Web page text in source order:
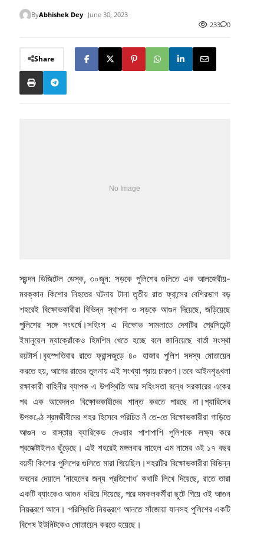
ByAbhishek Dey
June 30, 2023
233
0
Share
স্যন্দন ডিজিটেল ডেস্ক, ৩০জুন: সড়কে পুলিশের গুলিতে এক আলজেরীয়-
মরক্কান কিশোর নিহতের ঘটনায় টানা তৃতীয় রাত ফ্রান্সের বেশিরভাগ বড়
শহরেই বিক্ষোভকারীরা বিভিন্ন স্থাপনা ও সড়কে আগুন দিয়েছে, জড়িয়েছে
পুলিশের সঙ্গে সংঘর্ষে।সহিংস এ বিক্ষোভ সামলাতে দেশটির প্রেসিডেন্ট
ইমানুয়েল ম্যাক্রোঁকেও হিমশিম খেতে হচ্ছে বলে জানিয়েছে বার্তা সংস্থা
রয়টার্স।বৃহস্পতিবার রাতে ফ্রান্সজুড়ে ৪০ হাজার পুলিশ সদস্য মোতায়েন
করতে হয়, আগের রাতের তুলনায় এই সংখ্যা প্রায় চারগুণ।তবে আইনশৃঙ্খলা
রক্ষাকারী বাহিনীর ব্যাপক এ উপস্থিতি আর সহিংসতা বন্ধে সরকারের একের
পর এক আবেদনও বিক্ষোভকারীদের শান্ত করতে পারছে না।প্যারিসের
উপকণ্ঠে শ্রমজীবীদের শহর হিসেবে পরিচিত নঁ তে-তে বিক্ষোভকারীরা গাড়িতে
আগুন ও রাস্তায় ব্যারিকেড দেওয়ার পাশাপাশি পুলিশকে লক্ষ্য করে
প্রজেক্টাইলও ছুঁড়েছে। এই শহরেই মঙ্গলবার নাহেল এম নামের ওই ১৭ বছর
বয়সী কিশোর পুলিশের গুলিতে মারা গিয়েছিল।শহরটির বিক্ষোভকারীরা বিভিন্ন
ভবনের দেয়ালে ‘নাহেলের জন্য প্রতিশোধ’ কথাটি লিখে দিয়েছে, রাতে তারা
একটি ব্যাংকেও আগুন ধরিয়ে দিয়েছে, পরে দমকলকর্মীরা ছুটে গিয়ে ওই আগুন
নিয়ন্ত্রণে আনে। পরিস্থিতি নিয়ন্ত্রণে আনতে সাঁজোয়া যানসহ পুলিশের একটি
বিশেষ ইউনিটকেও মোতায়েন করতে হয়েছে।